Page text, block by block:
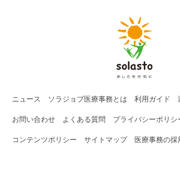
ニュース ソラジョブ医療事務 とは 利用ガイド
お問い合わせ よくある質問 プライバシーポリシ
コンテンツポリシー サイトマップ 医療事務の採